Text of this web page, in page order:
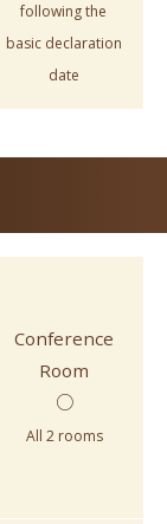
following the
basic declaration
date
Conference
Room
○
All 2 rooms